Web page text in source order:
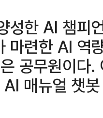
성한 AI 챔피
마련한 AI 역
공무원이다
매뉴얼 챗